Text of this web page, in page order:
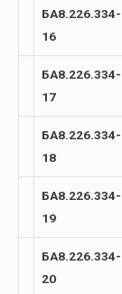
БА8.226.334-
16
БА8.226.334-
17
БА8.226.334-
18
БА8.226.334-
19
БА8.226.334-
20